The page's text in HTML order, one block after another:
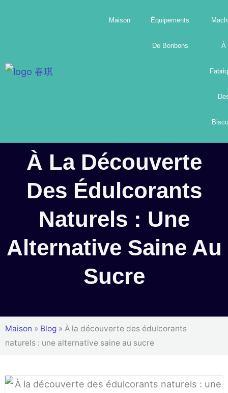
Maison Équipements
De Bonbons À
À La Découverte
Des Édulcorants
Naturels : Une
Alternative Saine Au
Sucre
Maison » Blog » À la découverte des édulcorants
naturels : une alternative saine au sucre